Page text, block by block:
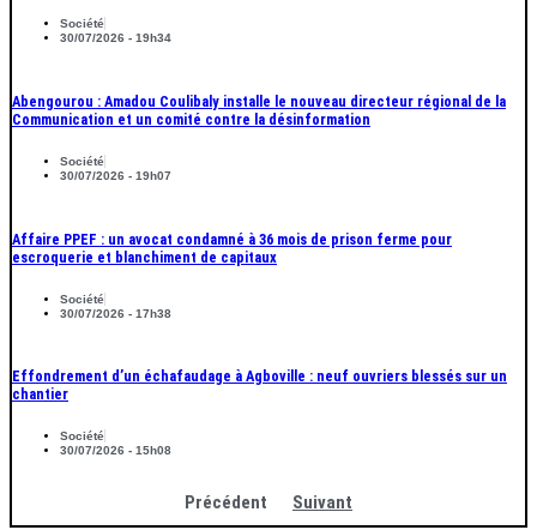
Société
30/07/2026 - 19h34
Abengourou : Amadou Coulibaly installe le nouveau directeur régional de la
Communication et un comité contre la désinformation
Société
30/07/2026 - 19h07
Affaire PPEF : un avocat condamné à 36 mois de prison ferme pour
escroquerie et blanchiment de capitaux
Société
30/07/2026 - 17h38
Effondrement d’un échafaudage à Agboville : neuf ouvriers blessés sur un
chantier
Société
30/07/2026 - 15h08
Précédent Suivant